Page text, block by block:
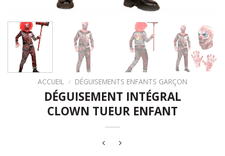
ACCUEIL / DÉGUISEMENTS ENFANTS GARÇON
DÉGUISEMENT INTÉGRAL
CLOWN TUEUR ENFANT